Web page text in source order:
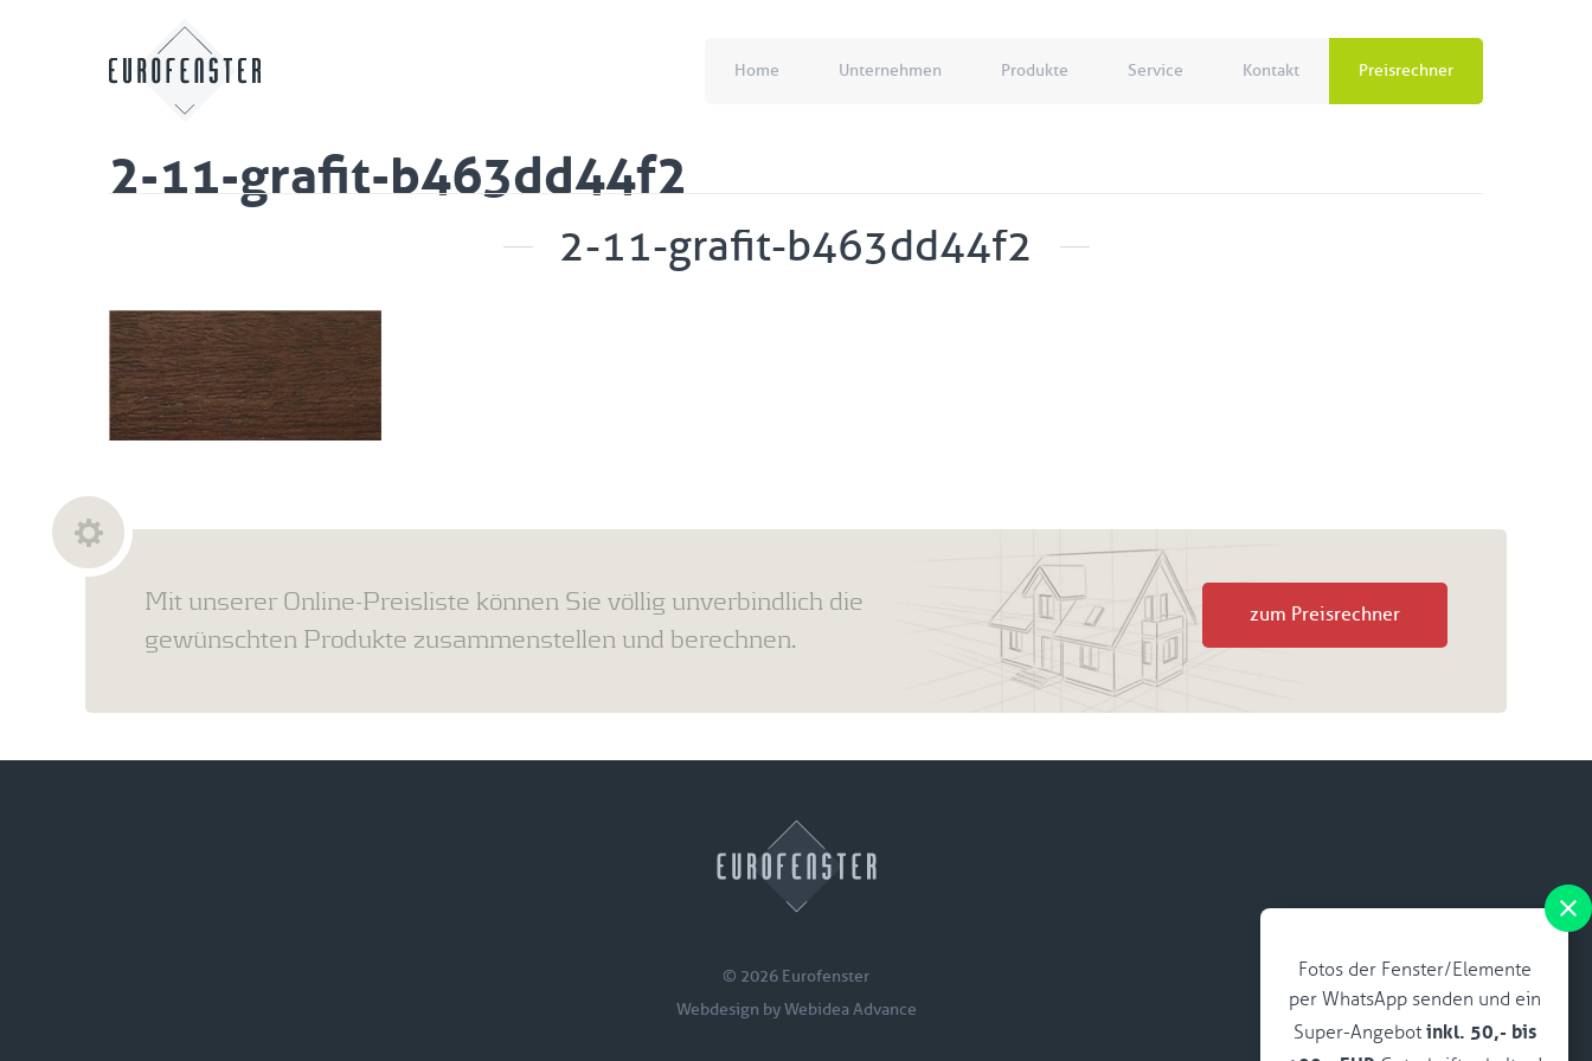
Home Unternehmen Produkte Service Kontakt Preisrechner
2-11-grafit-b463dd44f2
2-11-grafit-b463dd44f2
Fotos der Fenster/Elemente
per WhatsApp senden und ein
Super-Angebot inkl. 50,- bis
Mit unserer Online-Preisliste können Sie völlig unverbindlich die
gewünschten Produkte zusammenstellen und berechnen.
zum Preisrechner
© 2026 Eurofenster
Webdesign byWebidea Advance